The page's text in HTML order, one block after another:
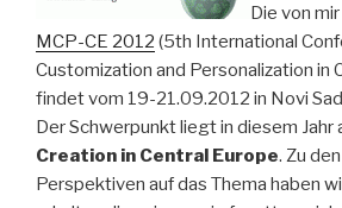
Die von
MCP-CE 2012 (5th International
Customization and Personalization in
findet vom 19-21.09.2012 in Novi
Der Schwerpunkt liegt in diesem Jahr
Creation in Central Europe. Zu
Perspektiven auf das Thema haben